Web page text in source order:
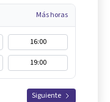
Más horas
16:00
19:00
Siguiente